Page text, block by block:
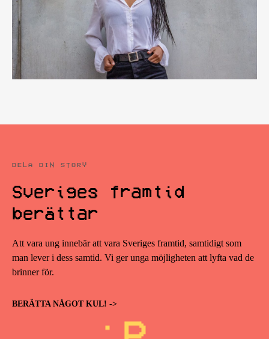
DELA DIN STORY
Sveriges framtid
berättar
Att vara ung innebär att vara Sveriges framtid, samtidigt som
man lever i dess samtid. Vi ger unga möjligheten att lyfta vad de
brinner för.
BERÄTTA NÅGOT KUL! ->